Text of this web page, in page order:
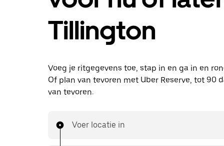
Tillington
Voeg je ritgegevens toe, stap in en ga in en
Of plan van tevoren met Uber Reserve, tot 90
van tevoren.
Voer locatie in